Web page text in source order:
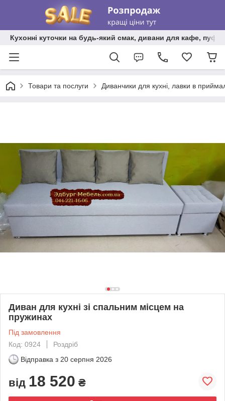
Кухонні куточки на будь-який смак, дивани для кафе,
Товари та послуги Диванчики для кухні, лавки в
Диван для кухні зі спальним місцем на
пружинах
Під замовлення
Код: 0924
Роздріб
Відправка з 20 серпня 2026
від 18 520 ₴